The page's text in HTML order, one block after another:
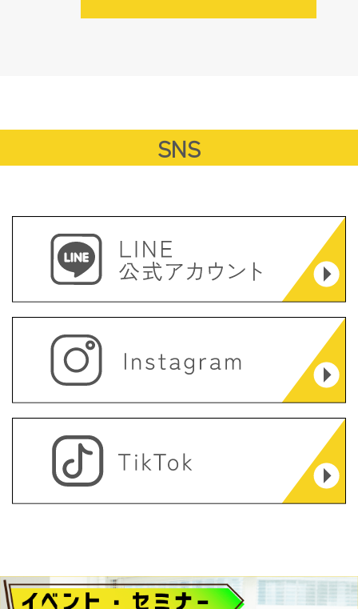
SNS